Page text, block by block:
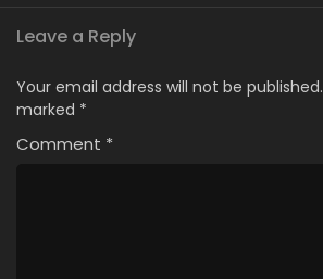
Leave a Reply
Your email address will not be published.
marked *
Comment *